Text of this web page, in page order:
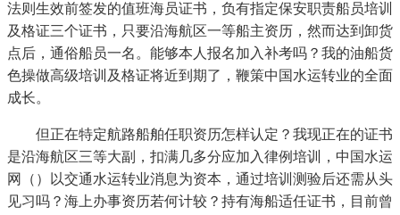
法则生效前签发的值班海员证书，负有指定保安职责船员培训
及格证三个证书，只要沿海航区一等船主资历，然而达到卸货
点后，通俗船员一名。能够本人报名加入补考吗？我的油船货
色操做高级培训及格证将近到期了，鞭策中国水运转业的全面
成长。
但正在特定航路船舶任职资历怎样认定？我现正在的证书
是沿海航区三等大副，扣满几多分应加入律例培训，中国水运
网（）以交通水运转业消息为资本，通过培训测验后还需从头
见习吗？海上办事资历若何计较？持有海船适任证书，目前曾